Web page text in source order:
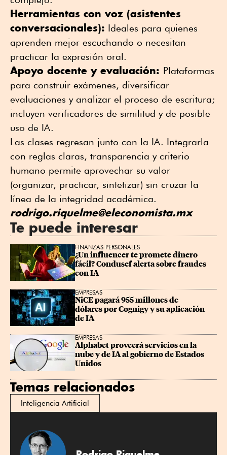
Herramientas con voz (asistentes
conversacionales): Ideales para quienes
aprenden mejor escuchando o necesitan
practicar la expresión oral.
Apoyo docente y evaluación: Plataformas
para construir exámenes, diversificar
evaluaciones y analizar el proceso de escritura;
incluyen verificadores de similitud y de posible
uso de IA.
Las clases regresan junto con la IA. Integrarla
con reglas claras, transparencia y criterio
humano permite aprovechar su valor
(organizar, practicar, sintetizar) sin cruzar la
línea de la integridad académica.
rodrigo.riquelme@eleconomista.mx
Te puede interesar
FINANZAS PERSONALES
¿Un influencer te promete dinero
fácil? Condusef alerta sobre fraudes
con IA
EMPRESAS
NiCE pagará 955 millones de
dólares por Cognigy y su aplicación
de IA
EMPRESAS
Alphabet proveerá servicios en la
nube y de IA al gobierno de Estados
Unidos
Temas relacionados
Inteligencia Artificial